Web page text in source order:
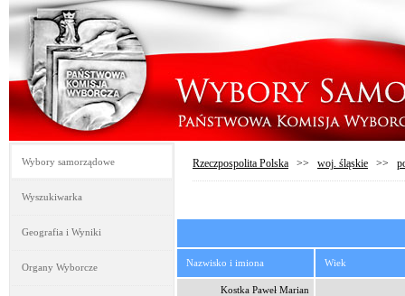
Wybory samorządowe
Wyszukiwarka
Geografia i Wyniki
Organy Wyborcze
Rzeczpospolita Polska >> woj. śląskie >>
Nazwisko i imiona Wiek
Kostka Paweł Marian